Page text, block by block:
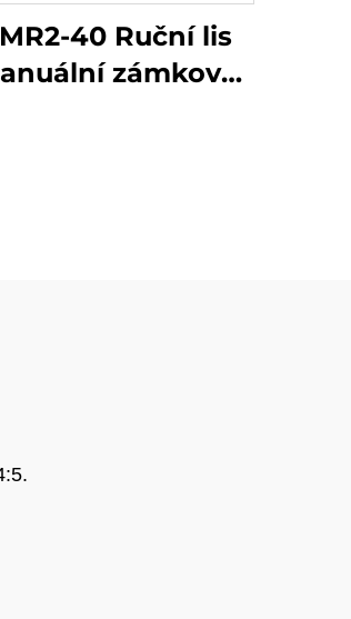
40 Ruční lis
zámkové